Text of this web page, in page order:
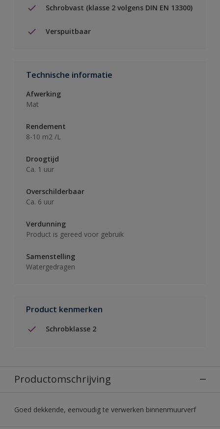
Schrobvast (klasse 2 volgens DIN EN 13300)
Verspuitbaar
Technische informatie
Afwerking
Mat
Rendement
8-10 m2 /L
Droogtijd
Ca. 1 uur
Overschilderbaar
Ca. 6 uur
Verdunning
Product is gereed voor gebruik
Samenstelling
Watergedragen
Product kenmerken
Schrobklasse 2
Productomschrijving
Goed dekkende, eenvoudig te verwerken binnenmuurverf